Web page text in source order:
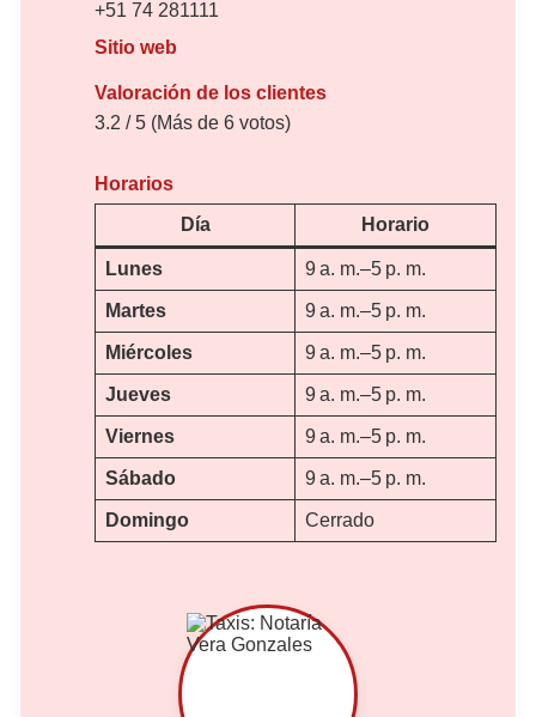
+51 74 281111
Sitio web
Valoración de los clientes
3.2 / 5 (Más de 6 votos)
Horarios
Día
Horario
Lunes 9 a. m.–5 p. m.
Martes 9 a. m.–5 p. m.
Miércoles 9 a. m.–5 p. m.
Jueves 9 a. m.–5 p. m.
Viernes 9 a. m.–5 p. m.
Sábado 9 a. m.–5 p. m.
Domingo Cerrado